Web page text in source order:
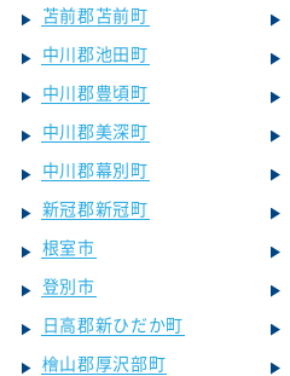
苫前郡苫前町
中川郡池田町
中川郡豊頃町
中川郡美深町
中川郡幕別町
新冠郡新冠町
根室市
登別市
日高郡新ひだか町
檜山郡厚沢部町